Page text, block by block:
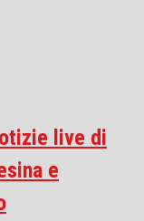
live di
e